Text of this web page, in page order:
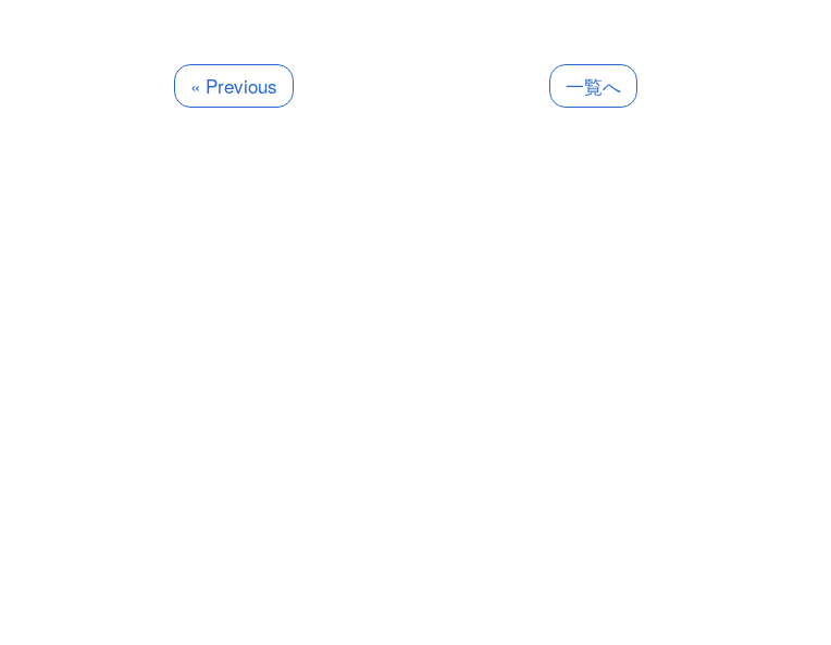
« Previous 一覧へ